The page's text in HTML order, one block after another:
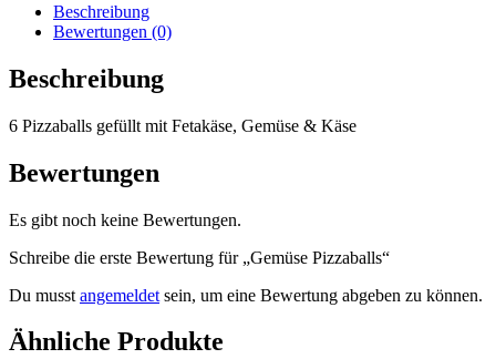
Beschreibung
Bewertungen (0)
Beschreibung
6 Pizzaballs gefüllt mit Fetakäse, Gemüse & Käse
Bewertungen
Es gibt noch keine Bewertungen.
Schreibe die erste Bewertung für „Gemüse Pizzaballs“
Du musst angemeldet sein, um eine Bewertung abgeben zu können.
Ähnliche Produkte